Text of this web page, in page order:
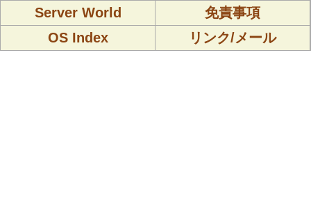
Server World
免責事項
OS Index
リンク/メール